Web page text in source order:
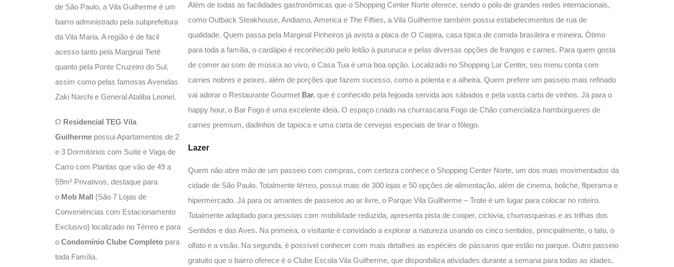
de São Paulo, a Vila Guilherme é um
bairro administrado pela subprefeitura
da Vila Maria. A região é de fácil
acesso tanto pela Marginal Tietê
quanto pela Ponte Cruzeiro do Sul,
assim como pelas famosas Avenidas
Zaki Narchi e General Ataliba Leonel.
O Residencial TEG Vila
Guilhermepossui Apartamentos de 2
e 3 Dormitórios com Suíte e Vaga de
Carro com Plantas que vão de 49 a
59m² Privativos, destaque para
o Mob Mall (São 7 Lojas de
Conveniências com Estacionamento
Exclusivo) localizado no Térreo e para
o Condomínio ClubeCompletopara
toda Família.
Além de todas as facilidades gastronômicas que o Shopping Center Norte oferece, sendo o pólo de grandes redes internacionais,
como Outback Steakhouse, Andiamo, America e The Fifties, a Vila Guilherme também possui estabelecimentos de rua de
qualidade. Quem passa pela Marginal Pinheiros já avista a placa de O Caipira, casa típica de comida brasileira e mineira. Ótimo
para toda a família, o cardápio é reconhecido pelo leitão à pururuca e pelas diversas opções de frangos e carnes. Para quem gosta
de comer ao som de música ao vivo, o Casa Tua é uma boa opção. Localizado no Shopping Lar Center, seu menu conta com
carnes nobres e peixes, além de porções que fazem sucesso, como a polenta e a alheira. Quem prefere um passeio mais refinado
vai adorar o Restaurante Gourmet Bar, que é conhecido pela feijoada servida aos sábados e pela vasta carta de vinhos. Já para o
happy hour, o Bar Fogo é uma excelente ideia. O espaço criado na churrascaria Fogo de Chão comercializa hambúrgueres de
carnes premium, dadinhos de tapioca e uma carta de cervejas especiais de tirar o fôlego.
Lazer
Quem não abre mão de um passeio com compras, com certeza conhece o Shopping Center Norte, um dos mais movimentados da
cidade de São Paulo. Totalmente térreo, possui mais de 300 lojas e 50 opções de alimentação, além de cinema, boliche, fliperama e
hipermercado. Já para os amantes de passeios ao ar livre, o Parque Vila Guilherme – Trote é um lugar para colocar no roteiro.
Totalmente adaptado para pessoas com mobilidade reduzida, apresenta pista de cooper, ciclovia, churrasqueiras e as trilhas dos
Sentidos e das Aves. Na primeira, o visitante é convidado a explorar a natureza usando os cinco sentidos, principalmente, o tato, o
olfato e a visão. Na segunda, é possível conhecer com mais detalhes as espécies de pássaros que estão no parque. Outro passeio
gratuito que o bairro oferece é o Clube Escola Vila Guilherme, que disponibiliza atividades durante a semana para todas as idades,